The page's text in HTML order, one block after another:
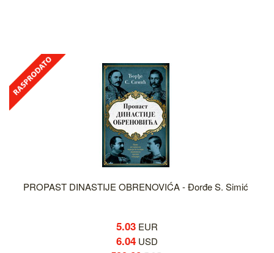
PROPAST DINASTIJE OBRENOVIĆA - Đorđe S. Simić
5.03 EUR
6.04 USD